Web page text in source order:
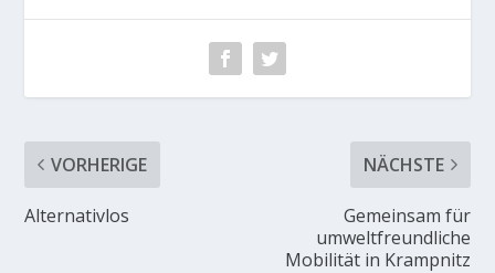
VORHERIGE
Alternativlos
NÄCHSTE
Gemeinsam für
umweltfreundliche
Mobilität in Krampnitz